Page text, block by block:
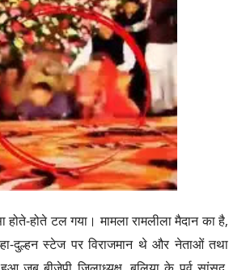
होते टल गया। मामला रामलीला मैदान का है,
दुल्हन स्टेज पर विराजमान थे और नेताओं तथा